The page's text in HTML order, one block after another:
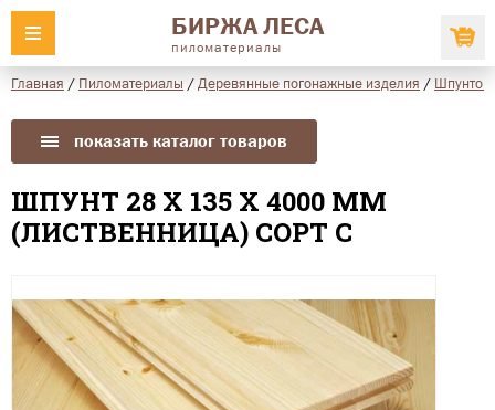
БИРЖА ЛЕСА
пиломатериалы
Главная / Пиломатериалы / Деревянные погонажные изделия /
показать каталог товаров
ШПУНТ 28 Х 135 Х 4000 ММ
(ЛИСТВЕННИЦА) СОРТ С